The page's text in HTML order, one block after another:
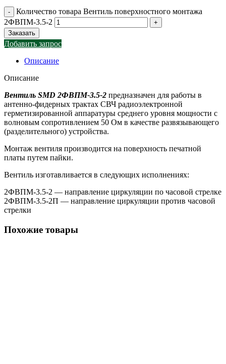
Количество товара Вентиль поверхностного монтажа
2ФВПМ-3.5-2
Заказать
Добавить запрос
Описание
Описание
Вентиль SMD 2ФВПМ-3.5-2 предназначен для работы в
антенно-фидерных трактах СВЧ радиоэлектронной
герметизированной аппаратуры среднего уровня мощности с
волновым сопротивлением 50 Ом в качестве развязывающего
(разделительного) устройства.
Монтаж вентиля производится на поверхность печатной
платы путем пайки.
Вентиль изготавливается в следующих исполнениях:
2ФВПМ-3.5-2 — направление циркуляции по часовой стрелке
2ФВПМ-3.5-2П — направление циркуляции против часовой
стрелки
Похожие товары